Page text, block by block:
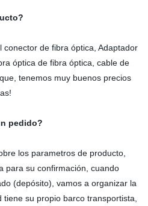
de fibra óptica, Adaptador
óptica de fibra óptica, cable de
tenemos muy buenos precios
pedido?
los parametros de producto,
para su confirmación, cuando
(depósito), vamos a organizar la
su propio barco transportista,